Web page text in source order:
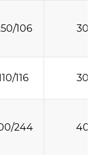
106 30
116 30
244 40